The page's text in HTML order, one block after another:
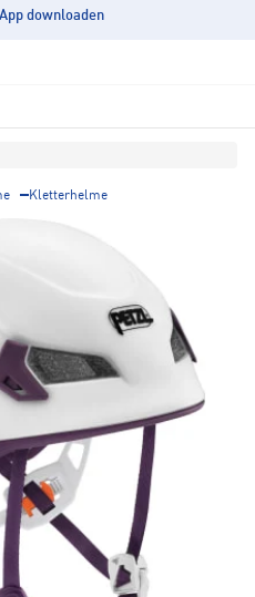
App downloaden
Kletterhelme